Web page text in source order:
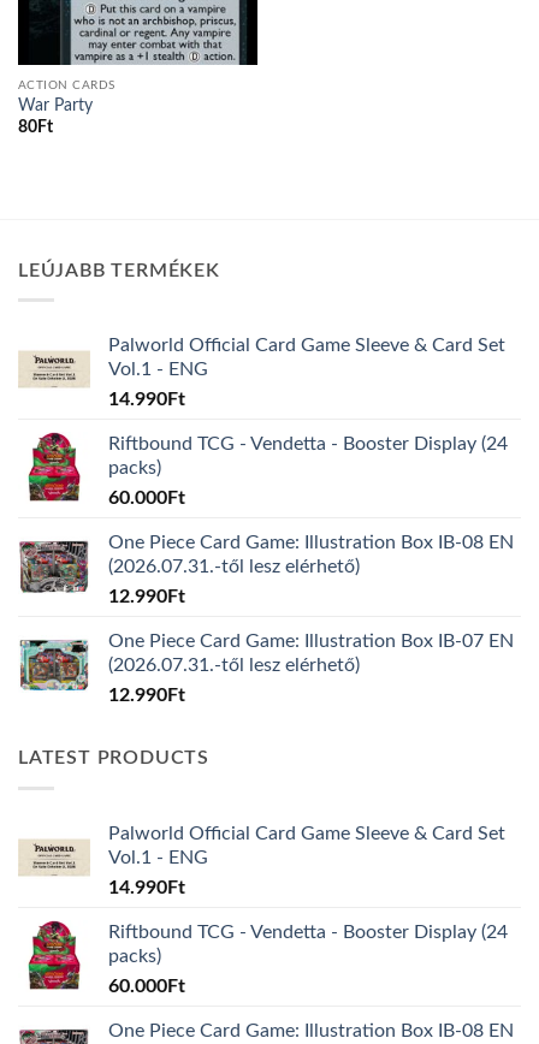
ACTION CARDS
War Party
80Ft
LEÚJABB TERMÉKEK
Palworld Official Card Game Sleeve & Card Set
Vol.1 - ENG
14.990Ft
Riftbound TCG - Vendetta - Booster Display (24
packs)
60.000Ft
One Piece Card Game: Illustration Box IB-08 EN
(2026.07.31.-től lesz elérhető)
12.990Ft
One Piece Card Game: Illustration Box IB-07 EN
(2026.07.31.-től lesz elérhető)
12.990Ft
LATEST PRODUCTS
Palworld Official Card Game Sleeve & Card Set
Vol.1 - ENG
14.990Ft
Riftbound TCG - Vendetta - Booster Display (24
packs)
60.000Ft
One Piece Card Game: Illustration Box IB-08 EN